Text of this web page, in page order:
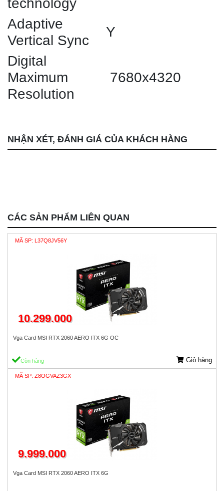
technology
Adaptive
Vertical Sync
Y
Digital
Maximum
Resolution
7680x4320
NHẬN XÉT, ĐÁNH GIÁ CỦA KHÁCH HÀNG
CÁC SẢN PHẨM LIÊN QUAN
MÃ SP: L37Q8JV56Y
10.299.000
Vga Card MSI RTX 2060 AERO ITX 6G OC
Còn hàng Giỏ hàng
MÃ SP: Z8OGVAZ3GX
9.999.000
Vga Card MSI RTX 2060 AERO ITX 6G